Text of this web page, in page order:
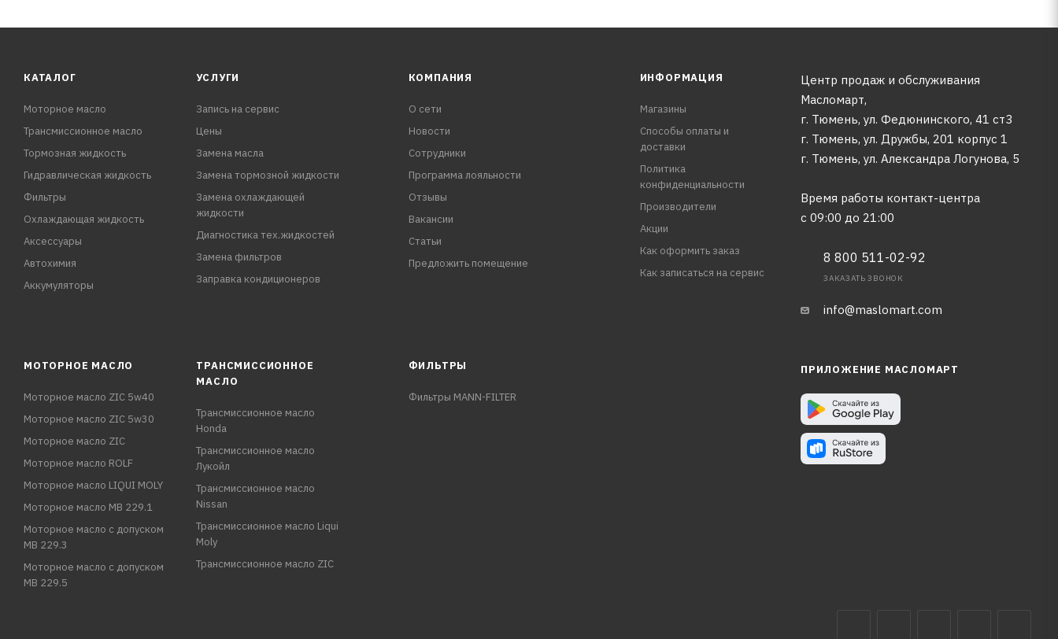
КАТАЛОГ
Моторное масло
Трансмиссионное масло
Тормозная жидкость
Гидравлическая жидкость
Фильтры
Охлаждающая жидкость
Аксессуары
Автохимия
Аккумуляторы
УСЛУГИ
Запись на сервис
Цены
Замена масла
Замена тормозной жидкости
Замена охлаждающей
жидкости
Диагностика тех.жидкостей
Замена фильтров
Заправка кондиционеров
КОМПАНИЯ
О сети
Новости
Сотрудники
Программа лояльности
Отзывы
Вакансии
Статьи
Предложить помещение
ИНФОРМАЦИЯ
Магазины
Способы оплаты и
доставки
Политика
конфиденциальности
Производители
Акции
Как оформить заказ
Как записаться на сервис
Центр продаж и обслуживания
Масломарт,
г. Тюмень, ул. Федюнинского, 41 ст3
г. Тюмень, ул. Дружбы, 201 корпус 1
г. Тюмень, ул. Александра Логунова, 5
Время работы контакт-центра
с 09:00 до 21:00
8 800 511-02-92
ЗАКАЗАТЬ ЗВОНОК
info@maslomart.com
МОТОРНОЕ МАСЛО
Моторное масло ZIC 5w40
Моторное масло ZIC 5w30
Моторное масло ZIC
Моторное масло ROLF
Моторное масло LIQUI MOLY
Моторное масло MB 229.1
Моторное масло с допуском
MB 229.3
Моторное масло с допуском
MB 229.5
ТРАНСМИССИОННОЕ
МАСЛО
Трансмиссионное масло
Honda
Трансмиссионное масло
Лукойл
Трансмиссионное масло
Nissan
Трансмиссионное масло Liqui
Moly
Трансмиссионное масло ZIC
ФИЛЬТРЫ
Фильтры MANN-FILTER
ПРИЛОЖЕНИЕ МАСЛОМАРТ